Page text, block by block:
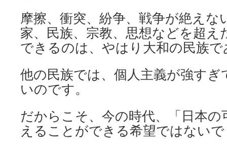
摩擦、衝突、紛争、戦争が絶えな
家、民族、宗教、思想などを超
できるのは、やはり大和の民族
他の民族では、個人主義が強すぎ
いのです。
だからこそ、今の時代、「日本の
えることができる希望ではない